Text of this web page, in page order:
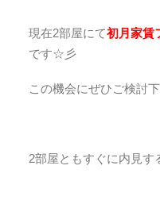
現在2部屋にて初月家賃
です☆彡
この機会にぜひご検討
2部屋ともすぐに内見す